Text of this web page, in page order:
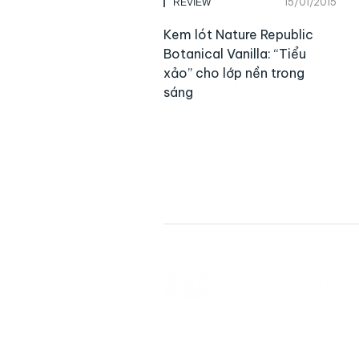
Kem lót Nature Republic
Botanical Vanilla: “Tiểu
xảo” cho lớp nền trong
sáng